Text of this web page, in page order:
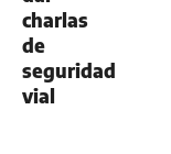
charlas
de
seguridad
vial